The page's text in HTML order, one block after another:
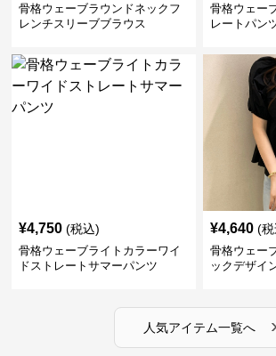
骨格ウェーブラウンドネックフ
レンチスリーブブラウス
骨格ウェー
レートパン
¥4,750 (税込)
骨格ウェーブライトカラーワイ
ドストレートサマーパンツ
¥4,640 (
骨格ウェー
ックデザイ
人気アイテム一覧へ ›